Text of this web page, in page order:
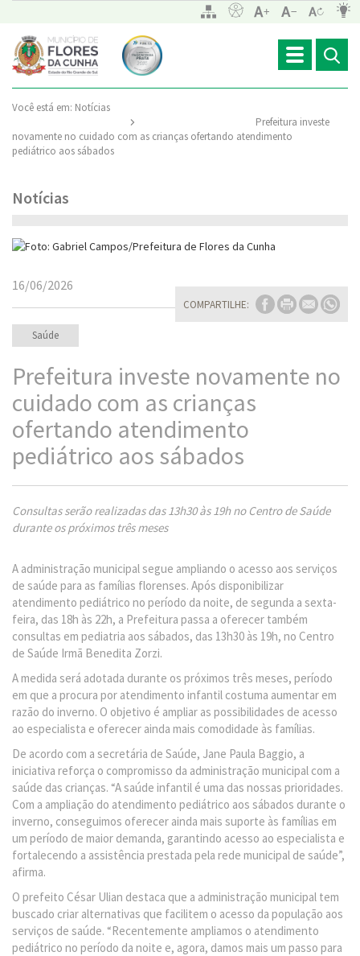
Toggle
navigation
Você está em: Notícias
Prefeitura investe
novamente no cuidado com as crianças ofertando atendimento
pediátrico aos sábados
Notícias
COMPARTILHE:
16/06/2026
Saúde
Prefeitura investe novamente no
cuidado com as crianças
ofertando atendimento
pediátrico aos sábados
Consultas serão realizadas das 13h30 às 19h no Centro de Saúde
durante os próximos três meses
A administração municipal segue ampliando o acesso aos serviços
de saúde para as famílias florenses. Após disponibilizar
atendimento pediátrico no período da noite, de segunda a sexta-
feira, das 18h às 22h, a Prefeitura passa a oferecer também
consultas em pediatria aos sábados, das 13h30 às 19h, no Centro
de Saúde Irmã Benedita Zorzi.
A medida será adotada durante os próximos três meses, período
em que a procura por atendimento infantil costuma aumentar em
razão do inverno. O objetivo é ampliar as possibilidades de acesso
ao especialista e oferecer ainda mais comodidade às famílias.
De acordo com a secretária de Saúde, Jane Paula Baggio, a
iniciativa reforça o compromisso da administração municipal com a
saúde das crianças. “A saúde infantil é uma das nossas prioridades.
Com a ampliação do atendimento pediátrico aos sábados durante o
inverno, conseguimos oferecer ainda mais suporte às famílias em
um período de maior demanda, garantindo acesso ao especialista e
fortalecendo a assistência prestada pela rede municipal de saúde”,
afirma.
O prefeito César Ulian destaca que a administração municipal tem
buscado criar alternativas que facilitem o acesso da população aos
serviços de saúde. “Recentemente ampliamos o atendimento
pediátrico no período da noite e, agora, damos mais um passo para